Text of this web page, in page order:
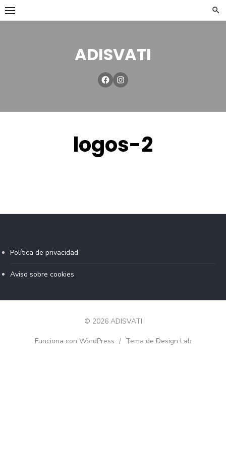
ADISVATI
logos-2
Política de privacidad
Aviso sobre cookies
© 2026 ADISVATI
Funciona con WordPress / Tema de Design Lab